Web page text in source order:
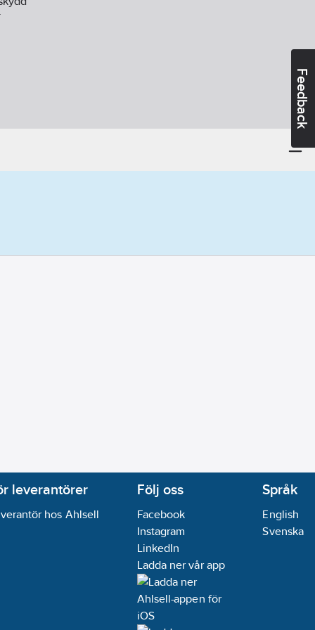
Feedback
leverantörer
hos Ahlsell
Följ oss
Facebook
Instagram
LinkedIn
Ladda ner vår app
Språk
English
Svenska